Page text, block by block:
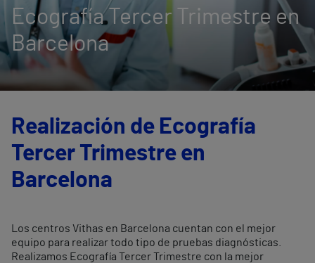
Ecografía Tercer Trimestre en
Barcelona
Realización de Ecografía
Tercer Trimestre en
Barcelona
Los centros Vithas en Barcelona cuentan con el mejor
equipo para realizar todo tipo de pruebas diagnósticas.
Realizamos Ecografía Tercer Trimestre con la mejor